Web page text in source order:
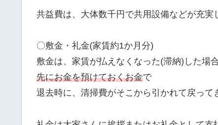
共益費は、大体数千円で共用設備などが充
〇敷金・礼金(家賃約1か月分)
敷金は、家賃が払えなくなった(滞納)した場合
先にお金を預けておくお金で
退去時に、清掃費がそこから引かれて戻って